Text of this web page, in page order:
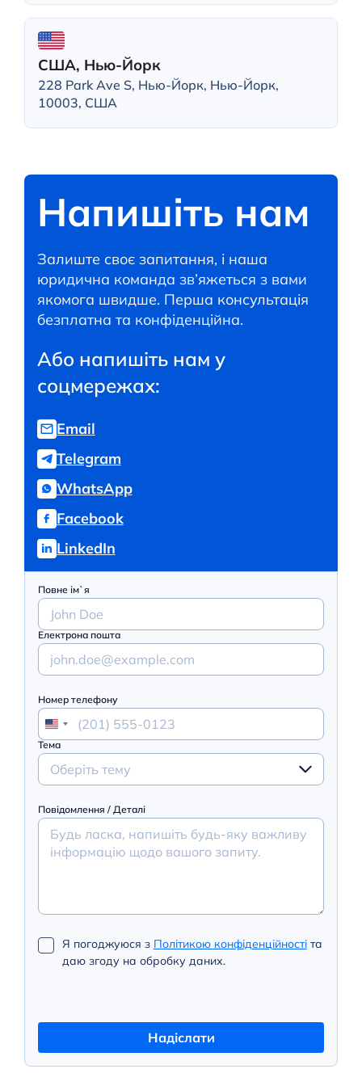
США, Нью-Йорк
228 Park Ave S, Нью-Йорк, Нью-Йорк,
10003, США
Напишіть нам
Залиште своє запитання, і наша
юридична команда зв’яжеться з вами
якомога швидше. Перша консультація
безплатна та конфіденційна.
Або напишіть нам у
соцмережах:
Email
Telegram
WhatsApp
Facebook
LinkedIn
Повне ім`я
Електрона пошта
Номер телефону
Тема
Оберіть тему
Повідомлення / Деталі
Я погоджуюся з Політикою конфіденційностіта
даю згоду на обробку даних.
Надіслати